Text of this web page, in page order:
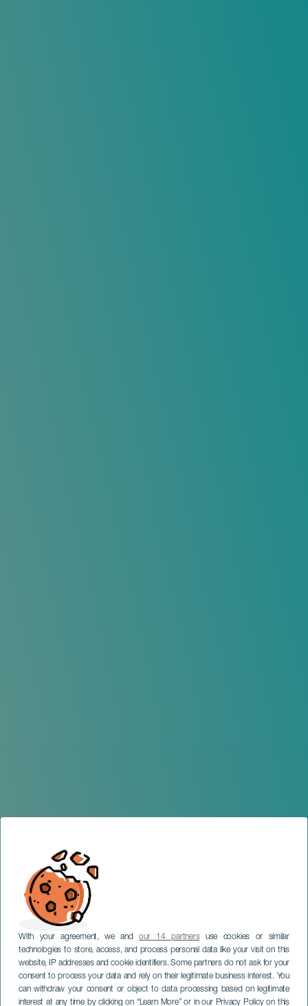
With your agreement, we andour 14 partnersuse cookies or similar
technologies to store, access, and process personal data like your visit on this
website, IP addresses and cookie identifiers. Some partners do not ask for your
consent to process your data and rely on their legitimate business interest. You
can withdraw your consent or object to data processing based on legitimate
interest at any time by clicking on “Learn More” or in our Privacy Policy on this
Irmãs Morimoto em
TENERIFE